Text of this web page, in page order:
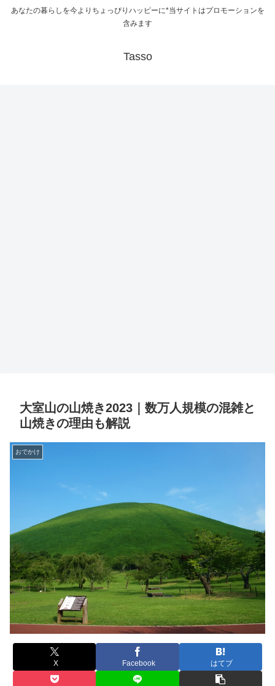
あなたの暮らしを今よりちょっぴりハッピーに*当サイトはプロモーションを
含みます
Tasso
大室山の山焼き2023｜数万人規模の混雑と
山焼きの理由も解説
おでかけ
X Facebook はてブ